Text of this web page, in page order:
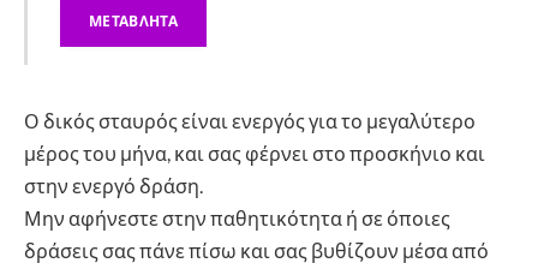
ΜΕΤΑΒΛΗΤΑ
Ο δικός σταυρός είναι ενεργός για το μεγαλύτερο
μέρος του μήνα, και σας φέρνει στο προσκήνιο και
στην ενεργό δράση.
Μην αφήνεστε στην παθητικότητα ή σε όποιες
δράσεις σας πάνε πίσω και σας βυθίζουν μέσα από